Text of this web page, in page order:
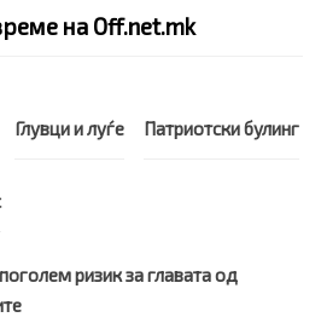
на Off.net.mk
Глувци и луѓе Патриотски булинг
ризик за главата од